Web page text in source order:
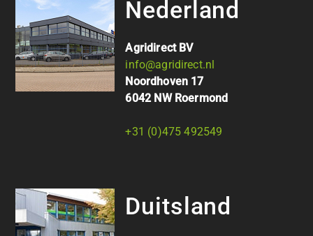
Nederland
Agridirect BV
info@agridirect.nl
Noordhoven 17
6042 NW Roermond
+31 (0)475 492549
Duitsland